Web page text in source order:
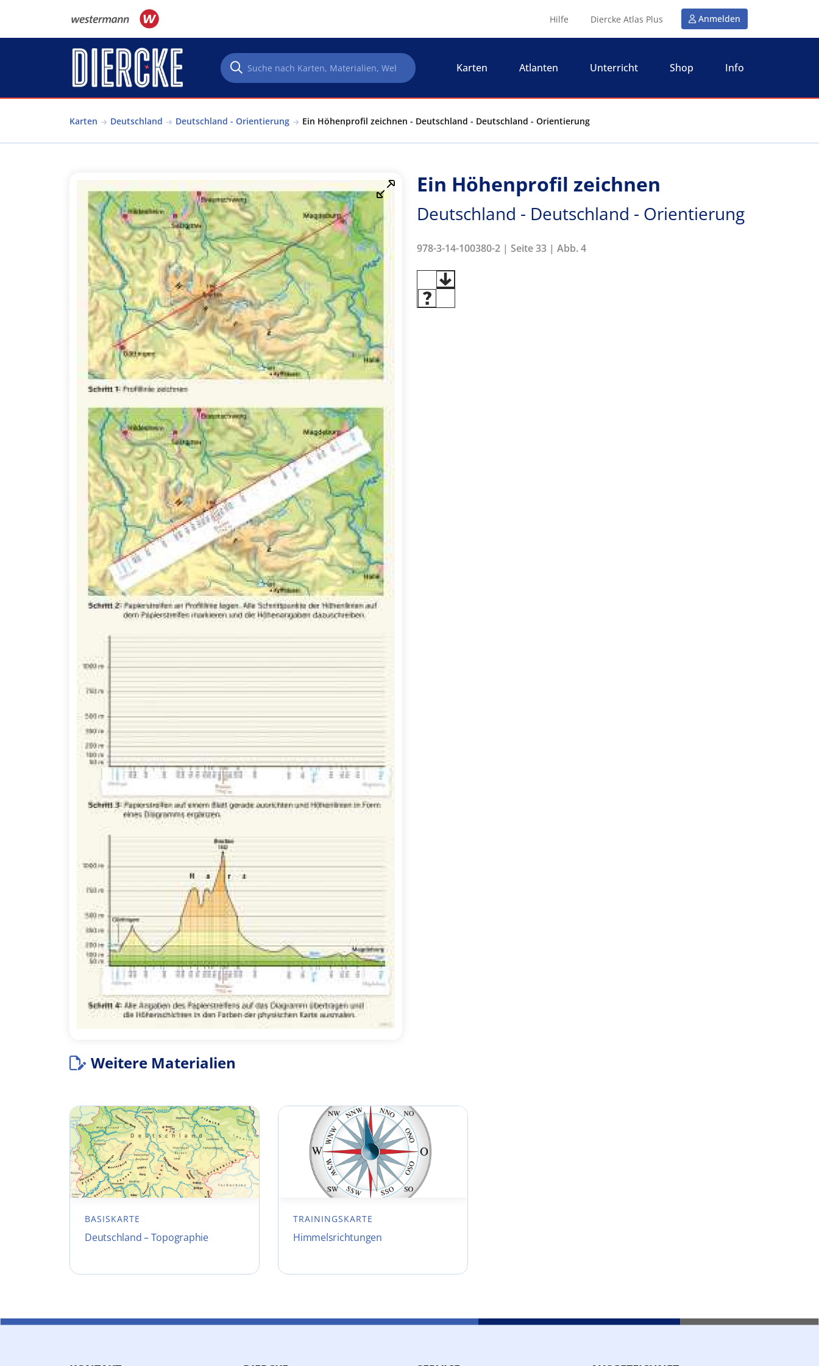
Hilfe Diercke Atlas Plus Anmelden
Karten Atlanten Unterricht Shop Info
Karten Deutschland Deutschland - Orientierung Ein Höhenprofil zeichnen - Deutschland - Deutschland - Orientierung
Ein Höhenprofil zeichnen
Deutschland - Deutschland - Orientierung
978-3-14-100380-2 | Seite 33 | Abb. 4
Weitere Materialien
BASISKARTE
Deutschland – Topographie
TRAININGSKARTE
Himmelsrichtungen